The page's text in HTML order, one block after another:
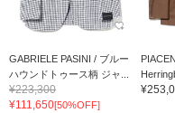
GABRIELE PASINI / ブルー
ハウンドトゥース柄 ジャ...
¥223,300
¥111,650[50%OFF]